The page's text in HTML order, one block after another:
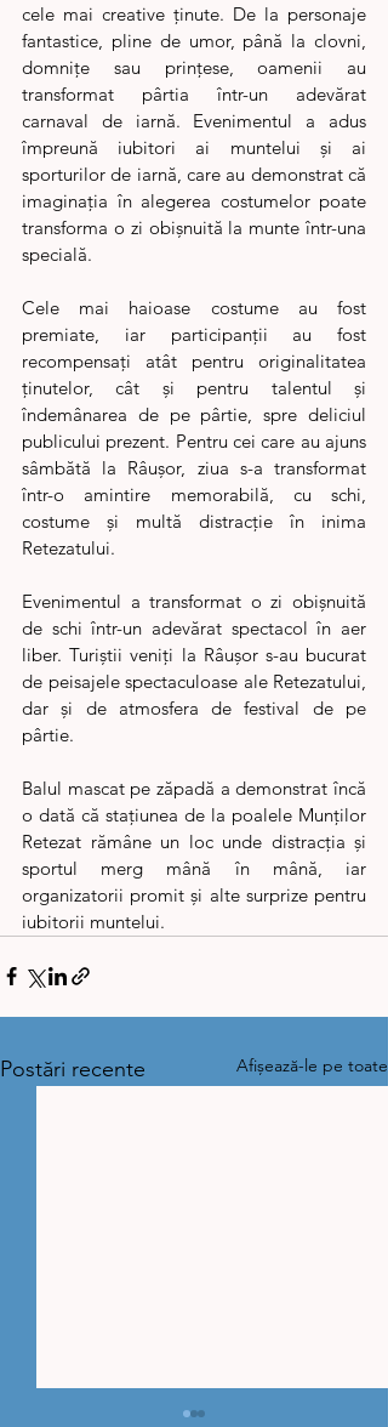
cele mai creative ținute. De la personaje
fantastice, pline de umor, până la clovni,
domnițe sau prințese, oamenii au
transformat pârtia într-un adevărat
carnaval de iarnă. Evenimentul a adus
împreună iubitori ai muntelui și ai
sporturilor de iarnă, care au demonstrat că
imaginația în alegerea costumelor poate
transforma o zi obișnuită la munte într-una
specială.
Cele mai haioase costume au fost
premiate, iar participanții au fost
recompensați atât pentru originalitatea
ținutelor, cât și pentru talentul și
îndemânarea de pe pârtie, spre deliciul
publicului prezent. Pentru cei care au ajuns
sâmbătă la Râușor, ziua s-a transformat
într-o amintire memorabilă, cu schi,
costume și multă distracție în inima
Retezatului.
Evenimentul a transformat o zi obișnuită
de schi într-un adevărat spectacol în aer
liber. Turiștii veniți la Râușor s-au bucurat
de peisajele spectaculoase ale Retezatului,
dar și de atmosfera de festival de pe
pârtie.
Balul mascat pe zăpadă a demonstrat încă
o dată că stațiunea de la poalele Munților
Retezat rămâne un loc unde distracția și
sportul merg mână în mână, iar
organizatorii promit și alte surprize pentru
iubitorii muntelui.
Postări recente Afișează-le pe toate